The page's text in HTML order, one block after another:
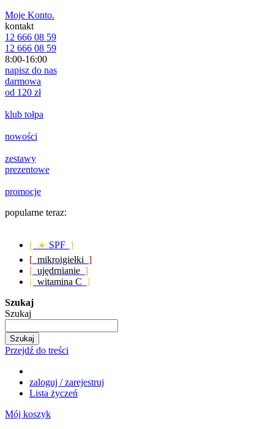
Moje Konto.
kontakt
12 666 08 59
12 666 08 59
8:00-16:00
napisz do nas
darmowa
od 120 zł
klub tołpa
nowości
zestawy
prezentowe
promocje
popularne teraz:
[ ☀️ SPF ]
[ mikroigiełki ]
[ ujędrnianie ]
[ witamina C ]
Szukaj
Szukaj
Szukaj
Przejdź do treści
zaloguj / zarejestruj
Lista życzeń
Mój koszyk